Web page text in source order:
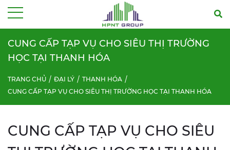
CUNG CẤP TẠP VỤ CHO SIÊU THỊ TRƯỜNG
HỌC TẠI THANH HÓA
TRANG CHỦ ĐẠI LÝ
THANH HÓA
CUNG CẤP TẠP VỤ CHO SIÊU THỊ TRƯỜNG HỌC TẠI THANH HÓA
CUNG CẤP TẠP VỤ CHO SIÊU